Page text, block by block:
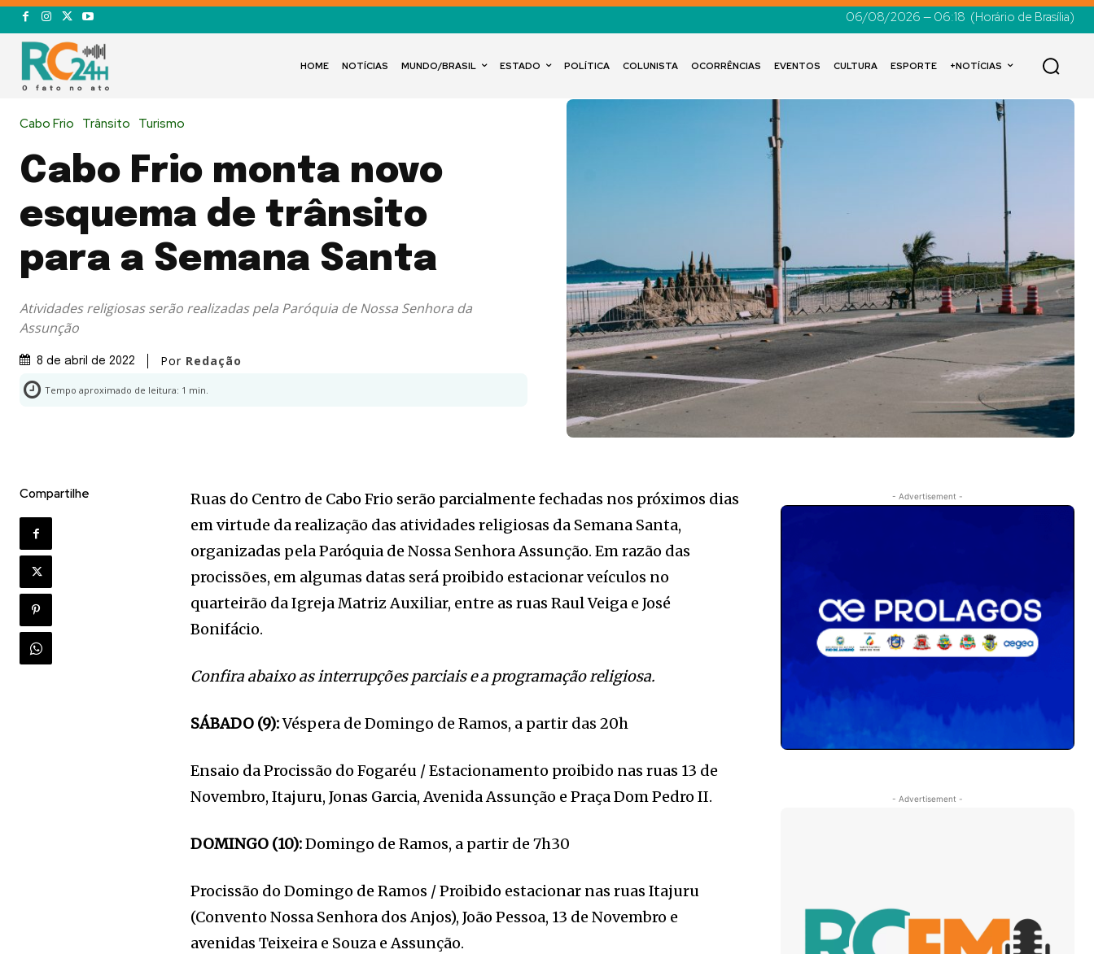
06/08/2026 — 06:18 (Horário de Brasília)
HOME NOTÍCIAS MUNDO/BRASIL ESTADO POLÍTICA COLUNISTA OCORRÊNCIAS EVENTOS CULTURA ESPORTE +NOTÍCIAS
Cabo Frio Trânsito Turismo
Cabo Frio monta novo
esquema de trânsito
para a Semana Santa
Atividades religiosas serão realizadas pela Paróquia de Nossa Senhora da
Assunção
8 de abril de 2022 Por Redação
Tempo aproximado de leitura: 1 min.
Compartilhe
Ruas do Centro de Cabo Frio serão parcialmente fechadas nos próximos dias
em virtude da realização das atividades religiosas da Semana Santa,
organizadas pela Paróquia de Nossa Senhora Assunção. Em razão das
procissões, em algumas datas será proibido estacionar veículos no
quarteirão da Igreja Matriz Auxiliar, entre as ruas Raul Veiga e José
Bonifácio.
Confira abaixo as interrupções parciais e a programação religiosa.
SÁBADO (9):Véspera de Domingo de Ramos, a partir das 20h
Ensaio da Procissão do Fogaréu / Estacionamento proibido nas ruas 13 de
Novembro, Itajuru, Jonas Garcia, Avenida Assunção e Praça Dom Pedro II.
DOMINGO (10):Domingo de Ramos, a partir de 7h30
Procissão do Domingo de Ramos / Proibido estacionar nas ruas Itajuru
(Convento Nossa Senhora dos Anjos), João Pessoa, 13 de Novembro e
avenidas Teixeira e Souza e Assunção.
- Advertisement -
- Advertisement -